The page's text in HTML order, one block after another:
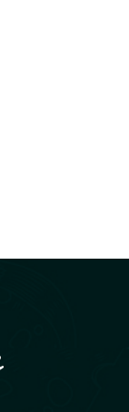
Skin Ürünleri